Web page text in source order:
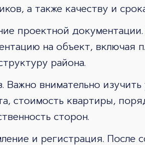
а также качеству и
проектной
на объект, включая
района.
Важно внимательно
стоимость квартиры,
сторон.
и регистрация. После